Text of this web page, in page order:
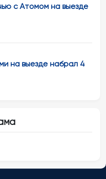
с Атомом на выезде
на выезде набрал 4